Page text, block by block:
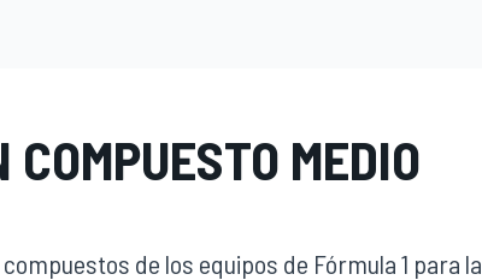
COMPUESTO MEDIO
de los equipos de Fórmula 1 para la